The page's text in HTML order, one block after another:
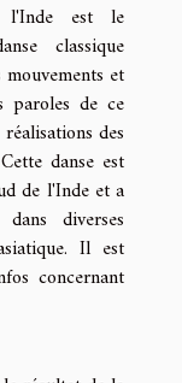
est le
classique
et
paroles de ce
des
danse est
de l'Inde et a
diverses
Il est
concernant